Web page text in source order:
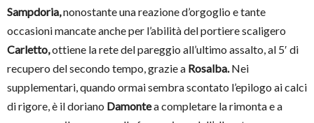
Sampdoria,nonostante una reazione d’orgoglio e tante
occasioni mancate anche per l’abilità del portiere scaligero
Carletto,ottiene la rete del pareggio all’ultimo assalto, al 5′ di
recupero del secondo tempo, grazie a Rosalba.Nei
supplementari, quando ormai sembra scontato l’epilogo ai calci
di rigore, è il doriano Damontea completare la rimonta e a